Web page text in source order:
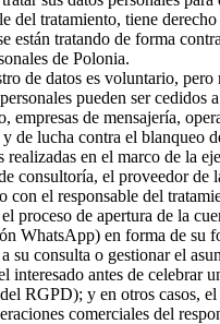
del tratamiento, tiene
están tratando de forma
de Polonia.
de datos es voluntario,
pueden ser cedidos
empresas de mensajería,
de lucha contra el blanqueo
realizadas en el marco de la
consultoría, el proveedor
con el responsable del
proceso de apertura de la
WhatsApp) en forma de su
su consulta o gestionar el
interesado antes de celebrar
RGPD); y en otros casos,
comerciales del